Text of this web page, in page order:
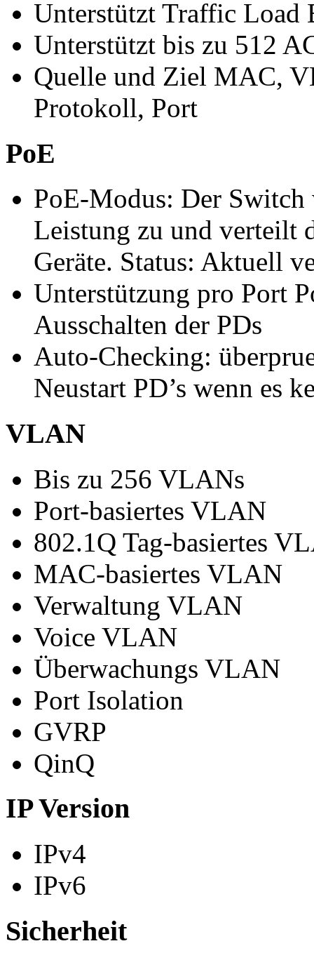
Unterstützt Traffic Load
Unterstützt bis zu 512
Quelle und Ziel MAC,
Protokoll, Port
PoE
PoE-Modus: Der Switch
Leistung zu und verteilt
Geräte. Status: Aktuell
Unterstützung pro Port
Ausschalten der PDs
Auto-Checking:
Neustart PD’s wenn es
VLAN
Bis zu 256 VLANs
Port-basiertes VLAN
802.1Q Tag-basiertes
MAC-basiertes VLAN
Verwaltung VLAN
Voice VLAN
Überwachungs VLAN
Port Isolation
GVRP
QinQ
IP Version
IPv4
IPv6
Sicherheit